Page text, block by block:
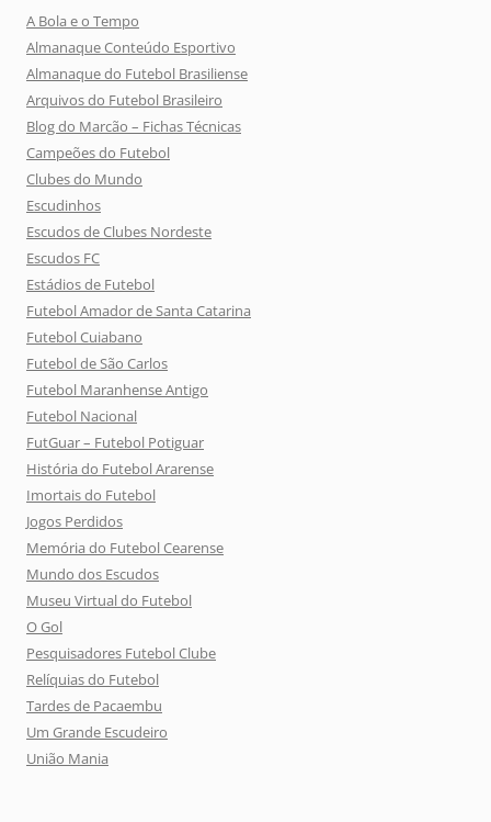
A Bola e o Tempo
Almanaque Conteúdo Esportivo
Almanaque do Futebol Brasiliense
Arquivos do Futebol Brasileiro
Blog do Marcão – Fichas Técnicas
Campeões do Futebol
Clubes do Mundo
Escudinhos
Escudos de Clubes Nordeste
Escudos FC
Estádios de Futebol
Futebol Amador de Santa Catarina
Futebol Cuiabano
Futebol de São Carlos
Futebol Maranhense Antigo
Futebol Nacional
FutGuar – Futebol Potiguar
História do Futebol Ararense
Imortais do Futebol
Jogos Perdidos
Memória do Futebol Cearense
Mundo dos Escudos
Museu Virtual do Futebol
O Gol
Pesquisadores Futebol Clube
Relíquias do Futebol
Tardes de Pacaembu
Um Grande Escudeiro
União Mania